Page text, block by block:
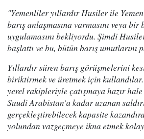
"Yemenliler yıllardır Husiler ile
barış anlaşmasına varmasını veya bir
uygulamasını bekliyordu. Şimdi
başlattı ve bu, bütün barış umutlarını
Yıllardır süren barış görüşmelerini
biriktirmek ve üretmek için
yerel rakipleriyle çatışmaya hazır
Suudi Arabistan'a kadar uzanan
gerçekleştirebilecek kapasite
yolundan vazgeçmeye ikna etmek